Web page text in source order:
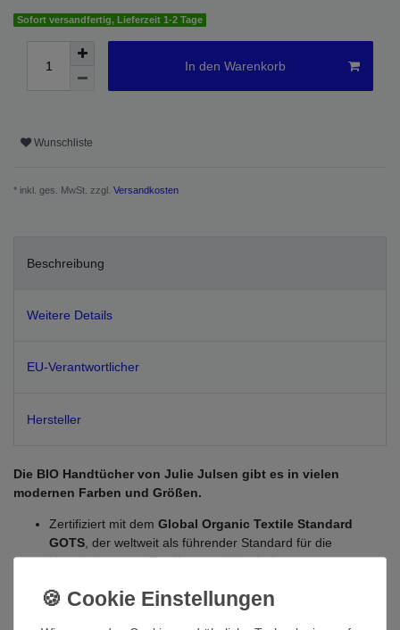
Sofort versandfertig, Lieferzeit 1-2 Tage
In den Warenkorb
Wunschliste
* inkl. ges. MwSt. zzgl. Versandkosten
Beschreibung
Weitere Details
EU-Verantwortlicher
Hersteller
Die BIO Handtücher von Julie Julsen gibt es in vielen
modernen Farben und Größen.
Zertifiziert mit dem Global Organic Textile Standard
GOTS , der weltweit als führender Standard für die
Verarbeitung von Textilien aus biologisch erzeugten
Zertifiziert nach OEKO-TEX STANDARD 100